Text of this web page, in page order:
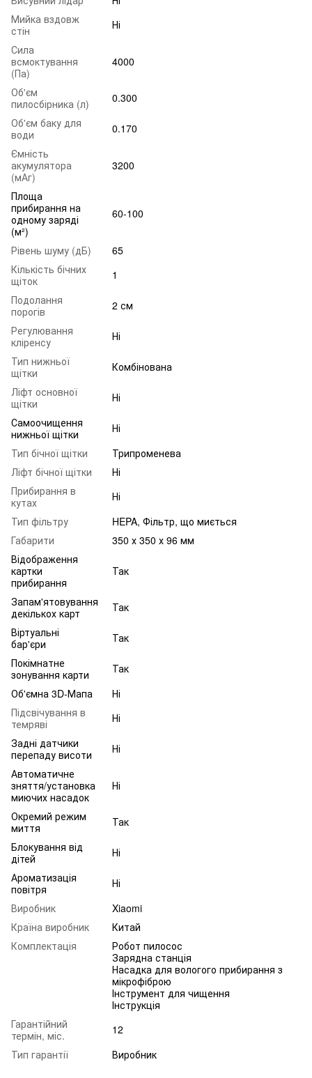
Мийка вздовж
стін
Ні
Сила
всмоктування
(Па)
4000
Об'єм
пилосбірника (л)
0.300
Об'єм баку для
води
0.170
Ємність
акумулятора
(мАг)
3200
Площа
прибирання на
одному заряді
(м²)
60-100
Рівень шуму (дБ)
65
Кількість бічних
щіток
1
Подолання
порогів
2 см
Регулювання
кліренсу
Ні
Тип нижньої
щітки
Комбінована
Ліфт основної
щітки
Ні
Самоочищення
нижньої щітки
Ні
Тип бічної щітки
Трипроменева
Ліфт бічної щітки
Ні
Прибирання в
кутах
Ні
Тип фільтру
HEPA, Фільтр, що миється
Габарити
350 х 350 х 96 мм
Відображення
картки
прибирання
Так
Запам'ятовування
декількох карт
Так
Віртуальні
бар'єри
Так
Покімнатне
зонування карти
Так
Об'ємна 3D-Мапа
Ні
Підсвічування в
темряві
Ні
Задні датчики
перепаду висоти
Ні
Автоматичне
зняття/установка
миючих насадок
Ні
Окремий режим
миття
Так
Блокування від
дітей
Ні
Ароматизація
повітря
Ні
Виробник
Xiaomi
Країна виробник
Китай
Комплектація
Робот пилосос
Зарядна станція
Насадка для вологого прибирання з
мікрофіброю
Інструмент для чищення
Інструкція
Гарантійний
термін, міс.
12
Тип гарантії
Виробник